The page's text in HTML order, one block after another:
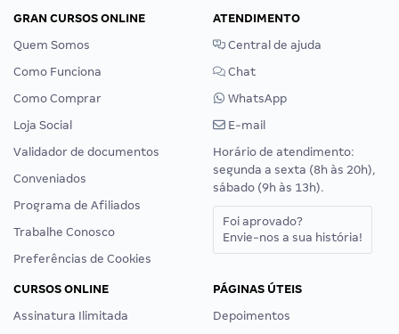
GRAN CURSOS ONLINE
Quem Somos
Como Funciona
Como Comprar
Loja Social
Validador de documentos
Conveniados
Programa de Afiliados
Trabalhe Conosco
Preferências de Cookies
ATENDIMENTO
Central de ajuda
Chat
WhatsApp
E-mail
Horário de atendimento:
segunda a sexta (8h às 20h),
sábado (9h às 13h).
Foi aprovado?
Envie-nos a sua história!
CURSOS ONLINE
Assinatura Ilimitada
PÁGINAS ÚTEIS
Depoimentos